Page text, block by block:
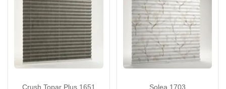
Crush Topar Plus 1651 Solea 1703